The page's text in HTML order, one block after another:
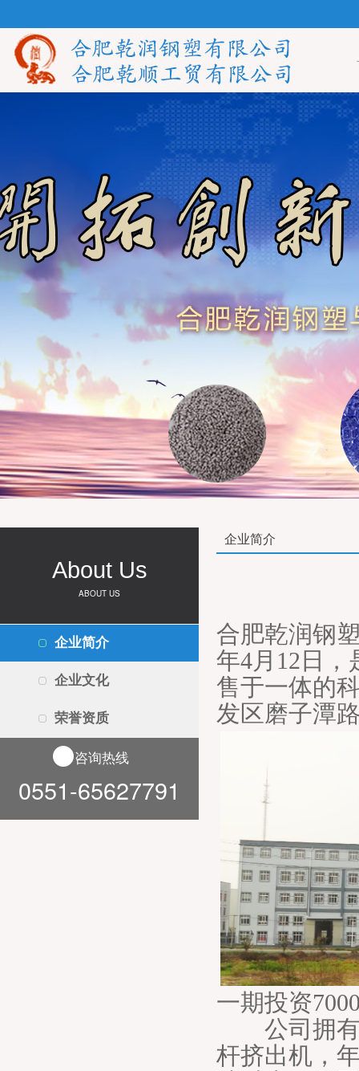
About Us
ABOUT US
企业简介
企业文化
荣誉资质
咨询热线
0551-65627791
企业简介
合肥乾润钢
年4月12日
售于一体的
发区磨子潭
一期投资
公司拥有
杆挤出机，